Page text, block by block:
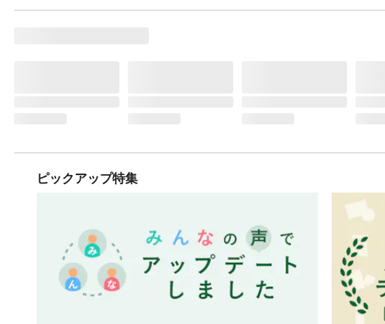
ピックアップ特集